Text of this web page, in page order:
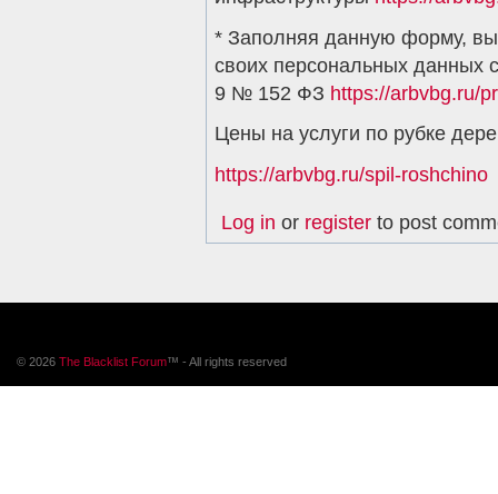
* Заполняя данную форму, вы
своих персональных данных
9 № 152 ФЗ https://arbvbg.ru/
Цены на услуги по рубке
https://arbvbg.ru/spil-roshchino
Log in or register to post
© 2026 The Blacklist Forum™ - All rights reserved